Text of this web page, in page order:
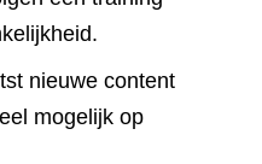
nieuwe content
mogelijk op